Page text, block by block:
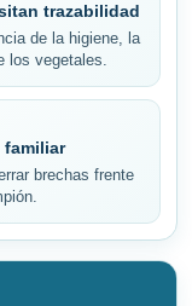
trazabilidad
de la higiene, la
los vegetales.
familiar
brechas frente